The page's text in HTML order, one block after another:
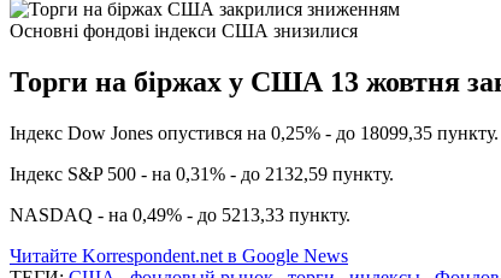
Основні фондові індекси США знизилися
Торги на біржах у США 13 жовтня
Індекс Dow Jones опустився на 0,25% - до 18099,35 пункту.
Індекс S&P 500 - на 0,31% - до 2132,59 пункту.
NASDAQ - на 0,49% - до 5213,33 пункту.
Читайте Korrespondent.net в Google News